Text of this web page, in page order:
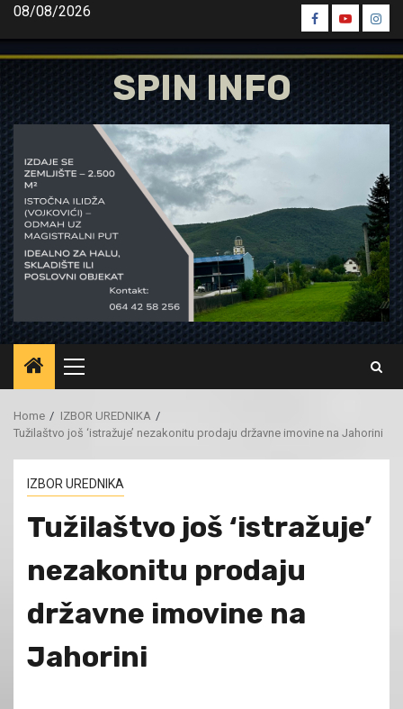
Skip
content
08/08/2026
Spin
Facebook
Spin
Youtube
Spin
SPIN INFO
Primary
Menu
Home
IZBOR UREDNIKA
Tužilaštvo još ‘istražuje’ nezakonitu prodaju državne imovine na Jahorini
IZBOR UREDNIKA
Tužilaštvo još ‘istražuje’
nezakonitu prodaju
državne imovine na
Jahorini